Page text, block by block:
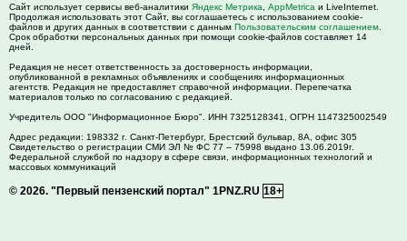
Сайт использует сервисы веб-аналитики Яндекс Метрика AppMetrica и LiveInternet.
Продолжая использовать этот Сайт, вы соглашаетесь с использованием cookie-
файлов и других данных в соответствии с данным Пользовательским соглашением
Срок обработки персональных данных при помощи cookie-файлов составляет 14
дней.
Редакция не несет ответственность за достоверность информации,
опубликованной в рекламных объявлениях и сообщениях информационных
агентств. Редакция не предоставляет справочной информации. Перепечатка
материалов только по согласованию с редакцией.
Учредитель ООО "Информационное Бюро". ИНН 7325128341, ОГРН 1147325002549
Адрес редакции: 198332 г. Санкт-Петербург, Брестский бульвар, 8А, офис 305
Свидетельство о регистрации СМИ ЭЛ № ФС 77 – 75998 выдано 13.06.2019г.
Федеральной службой по надзору в сфере связи, информационных технологий и
массовых коммуникаций
© 2026. "Первый пензенский портал" 1PNZ.RU 18+